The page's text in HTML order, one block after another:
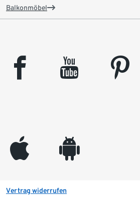
Balkonmöbel
facebook youtube pinterest
appleinc android
Vertrag widerrufen